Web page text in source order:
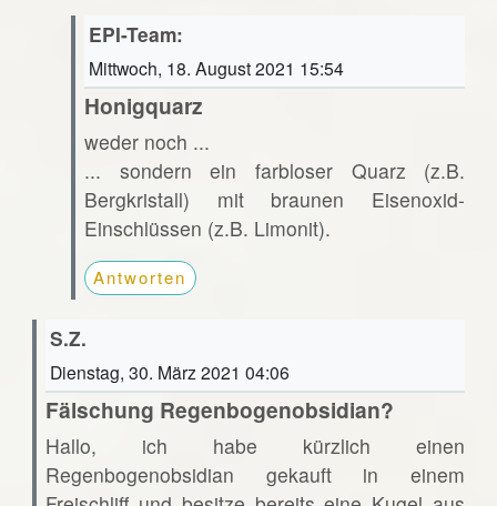
EPI-Team:
Mittwoch, 18. August 2021 15:54
Honigquarz
weder noch ...
... sondern ein farbloser Quarz (z.B.
Bergkristall) mit braunen Eisenoxid-
Einschlüssen (z.B. Limonit).
Antworten
S.Z.
Dienstag, 30. März 2021 04:06
Fälschung Regenbogenobsidian?
Hallo, ich habe kürzlich einen
Regenbogenobsidian gekauft in einem